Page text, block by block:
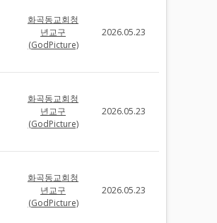
화곡동교회청
년교구
(GodPicture)
2026.05.23
화곡동교회청
년교구
(GodPicture)
2026.05.23
화곡동교회청
년교구
(GodPicture)
2026.05.23